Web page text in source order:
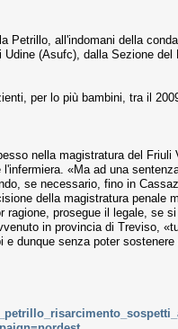
all'indomani della
(Asufc), dalla Sezione
per lo più bambini, tra il
nella magistratura del
«Ma ad una
se necessario, fino in
della magistratura penale
prosegue il legale, se
in provincia di Treviso,
dunque senza poter